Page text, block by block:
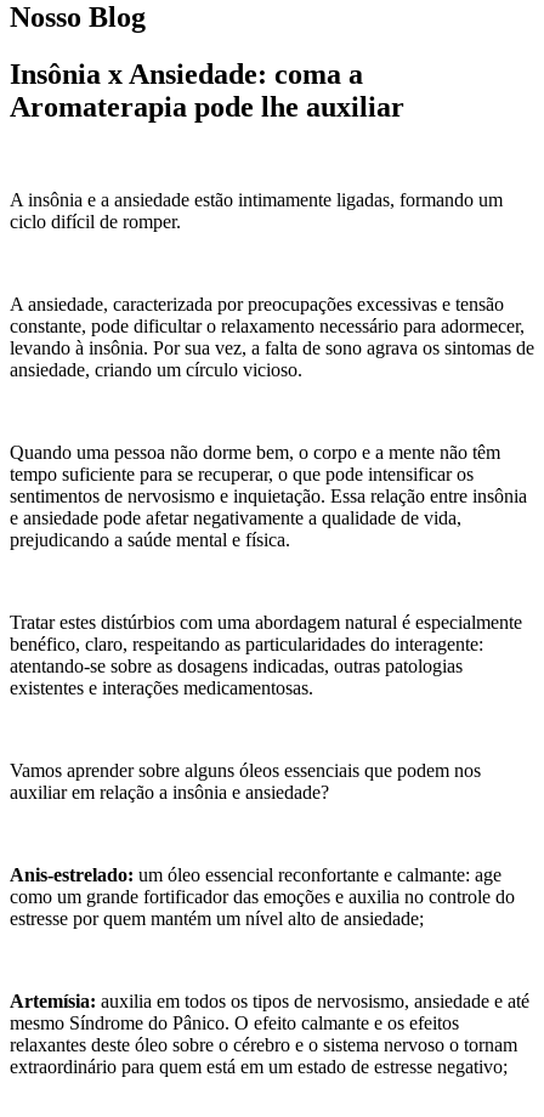
Nosso Blog
Insônia x Ansiedade: coma a
Aromaterapia pode lhe auxiliar
A insônia e a ansiedade estão intimamente ligadas, formando um
ciclo difícil de romper.
A ansiedade, caracterizada por preocupações excessivas e tensão
constante, pode dificultar o relaxamento necessário para adormecer,
levando à insônia. Por sua vez, a falta de sono agrava os sintomas de
ansiedade, criando um círculo vicioso.
Quando uma pessoa não dorme bem, o corpo e a mente não têm
tempo suficiente para se recuperar, o que pode intensificar os
sentimentos de nervosismo e inquietação. Essa relação entre insônia
e ansiedade pode afetar negativamente a qualidade de vida,
prejudicando a saúde mental e física.
Tratar estes distúrbios com uma abordagem natural é especialmente
benéfico, claro, respeitando as particularidades do interagente:
atentando-se sobre as dosagens indicadas, outras patologias
existentes e interações medicamentosas.
Vamos aprender sobre alguns óleos essenciais que podem nos
auxiliar em relação a insônia e ansiedade?
Anis-estrelado: um óleo essencial reconfortante e calmante: age
como um grande fortificador das emoções e auxilia no controle do
estresse por quem mantém um nível alto de ansiedade;
Artemísia: auxilia em todos os tipos de nervosismo, ansiedade e até
mesmo Síndrome do Pânico. O efeito calmante e os efeitos
relaxantes deste óleo sobre o cérebro e o sistema nervoso o tornam
extraordinário para quem está em um estado de estresse negativo;